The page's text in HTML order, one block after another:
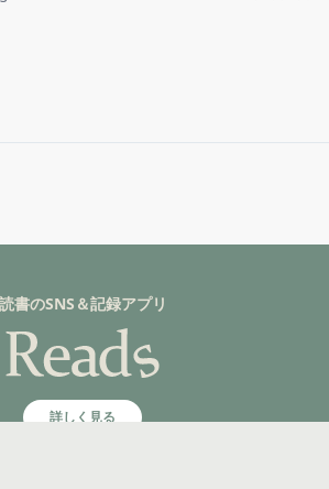
読書のSNS＆記録アプリ
詳しく見る